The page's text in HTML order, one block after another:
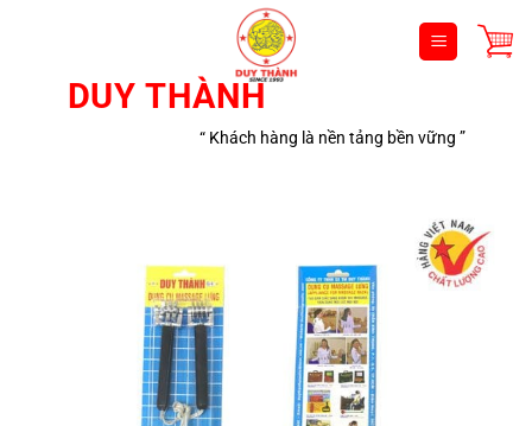
DUY THÀNH
“ Khách hàng là nền tảng bền vững ”